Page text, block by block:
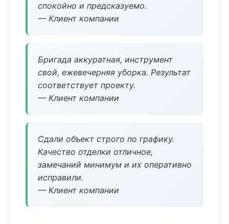
спокойно и предсказуемо.
— Клиент компании
Бригада аккуратная, инструмент
свой, ежевечерняя уборка. Результат
соответствует проекту.
— Клиент компании
Сдали объект строго по графику.
Качество отделки отличное,
замечаний минимум и их оперативно
исправили.
— Клиент компании